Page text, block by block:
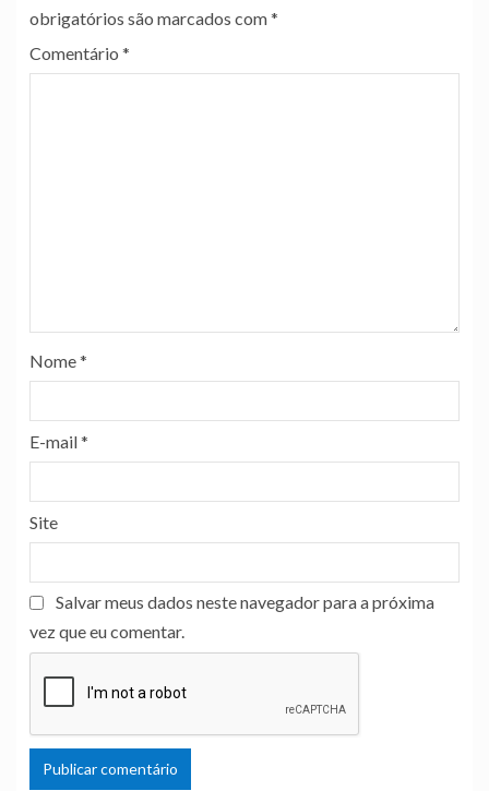
obrigatórios são marcados com*
Comentário *
Nome*
E-mail*
Site
Salvar meus dados neste navegador para a próxima
vez que eu comentar.